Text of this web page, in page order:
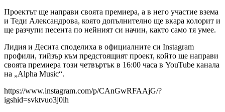
Проектът ще направи своята премиера, а в него участие взема
и Теди Александрова, която допълнително ще вкара колорит и
ще разчупи песента по нейният си начин, както само тя умее.
Лидия и Десита споделиха в официалните си Instagram
профили, тийзър към предстоящият проект, който ще направи
своята премиера този четвъртък в 16:00 часа в YouTube канала
на „Alpha Music“.
https://www.instagram.com/p/CAnGwRFAAjG/?
igshid=svktvuo3j0ih